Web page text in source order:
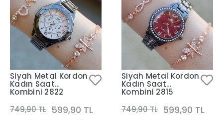
Siyah Metal Kordon
Kadın Saat
Kombini 2822
749,90 TL 599,90 TL
Siyah Metal Kordon
Kadın Saat
Kombini 2815
749,90 TL 599,90 TL